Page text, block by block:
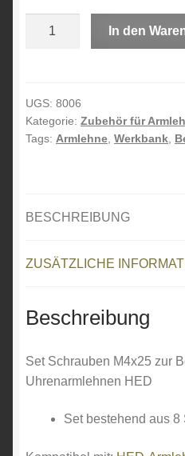
Anzahl
für
HED-
Uhrenarmlehnen
In den
UGS: 8006
Kategorie: Zubehör für
Tags: Armlehne, Werkbank,
BESCHREIBUNG
ZUSÄTZLICHE
Beschreibung
Set Schrauben M4x25 zur
Uhrenarmlehnen HED
Set bestehend aus